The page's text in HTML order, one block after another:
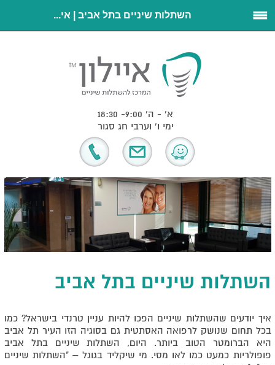
השתלות שיניים בתל אביב | אי...
א' - ה' 9:00- 18:30
ימי ו' וערבי חג סגור
השתלות שיניים בתל אביב
איך יודעים שהשתלות שיניים הפכו להיות עניין טרנדי בישראל? כמו
בכל תחום שנושק לרפואה האסתטית גם בסוגיה הזו העיר תל אביב
היא הברומטר הטוב ביותר. היום, השתלות שיניים בתל אביב
פופולריות כמעט כמו לאו מסי. מי שיקליד בגוגל – "השתלות שיניים